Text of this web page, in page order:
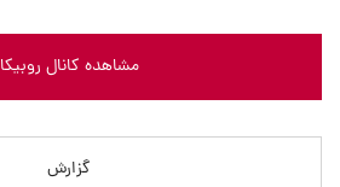
مشاهده کانال روبیکا
گزارش